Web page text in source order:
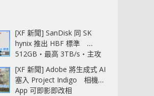
[XF 新聞] SanDisk 同 SK
hynix 推出 HBF 標準
512GB‧最高 3TB/s‧主攻
AI 記憶體
[XF 新聞] Adobe 將生成式 AI
塞入 Project Indigo 相機
App 可即影即改相